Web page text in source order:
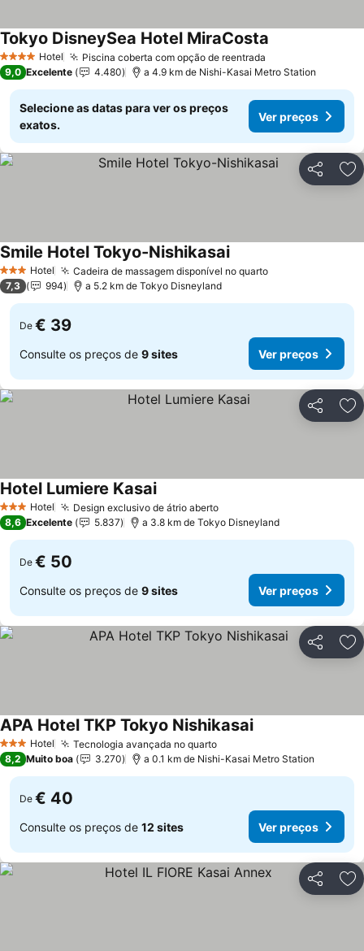
4 EstrelasHotel Piscina coberta com opção de reentrada
Tokyo DisneySea Hotel MiraCosta
9,0 Excelente 4.480 a 4.9 km de Nishi-Kasai Metro Station
Selecione as datas para ver os preços
exatos.
Ver preços
Partilhar
3 EstrelasHotel Cadeira de massagem disponível no quartoVer preços
Smile Hotel Tokyo-NishikasaiVer preços
7,3 994 a 5.2 km de Tokyo Disneyland
De € 39
Consulte os preços de 9 sites Ver preços
Partilhar
3 EstrelasHotel Design exclusivo de átrio abertoVer preços
Hotel Lumiere KasaiVer preços
8,6 Excelente 5.837 a 3.8 km de Tokyo Disneyland
De € 50
Consulte os preços de 9 sites Ver preços
Partilhar
3 EstrelasHotel Tecnologia avançada no quartoVer preços
APA Hotel TKP Tokyo NishikasaiVer preços
8,2 Muito boa 3.270 a 0.1 km de Nishi-Kasai Metro Station
De € 40
Consulte os preços de 12 sites Ver preços
Partilhar